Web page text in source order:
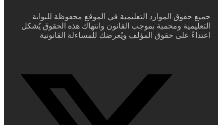
جميع حقوق الموارد التعليمية في الموقع محفوظة للبوابة
التعليمية ومحمية بموجب القانون وانتهاك هذه الحقوق يُشكل
اعتداءً على حقوق المؤلف ويُعرضك للمساءلة القانونية